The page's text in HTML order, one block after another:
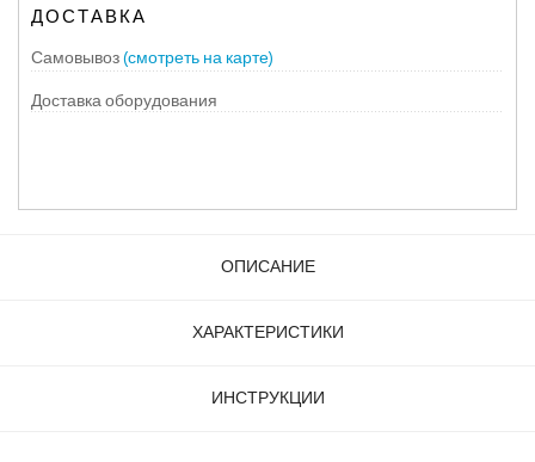
ДОСТАВКА
Самовывоз(смотреть на карте)
Доставка оборудования
ОПИСАНИЕ
ХАРАКТЕРИСТИКИ
ИНСТРУКЦИИ